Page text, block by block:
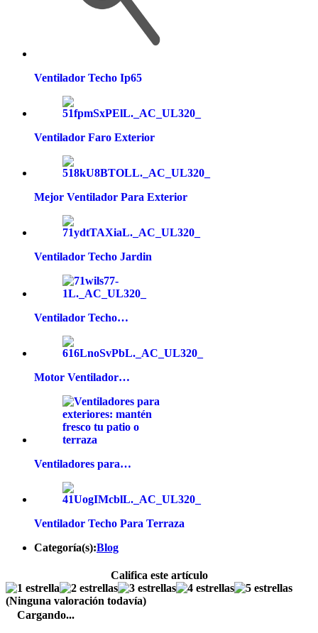
Ventilador Techo Ip65
Ventilador Faro Exterior
Mejor Ventilador Para Exterior
Ventilador Techo Jardin
Ventilador Techo…
Motor Ventilador…
Ventiladores para…
Ventilador Techo Para Terraza
Categoría(s):Blog
Califica este artículo
(Ninguna valoración todavía)
Cargando...